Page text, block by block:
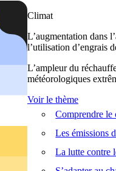
Climat
L’augmentation dans
l’utilisation d’engrais
L’ampleur du
météorologiques
Voir le thème
Comprendre le
Les émissions
La lutte contre